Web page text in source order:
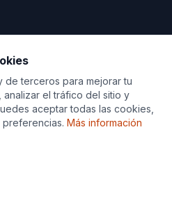
Todos los derechos
de terceros para mejorar tu
el tráfico del sitio y
aceptar todas las cookies,
Más información